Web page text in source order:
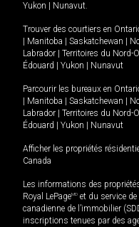
Yukon
Nunavut.
Trouver des courtiers en
Manitoba Saskatchewan
Labrador
Territoires du Nord-
Édouard
Yukon Nunavut
Parcourir les bureaux en
Manitoba Saskatchewan
Labrador
Territoires du Nord-
Édouard
Yukon Nunavut
Afficher les propriétés
Canada
Les informations des
Royal LePageMD et du service
canadienne de l’immobilier
inscriptions tenues par des